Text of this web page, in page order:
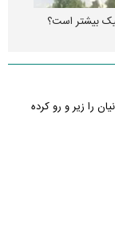
بیشتر است؟
را زیر و رو کرده